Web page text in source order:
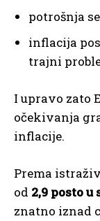
potrošnja
inflacija
trajni
I upravo zato
očekivanja
inflacije.
Prema
od 2,9 posto
znatno iznad